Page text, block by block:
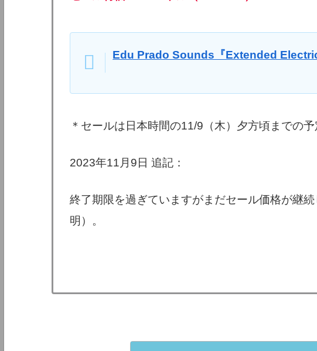
Edu Prado Sounds『Extended
＊セールは日本時間の11/9（木）夕方頃までの予
2023年11月9日 追記：
終了期限を過ぎていますがまだセール価格が継
明）。